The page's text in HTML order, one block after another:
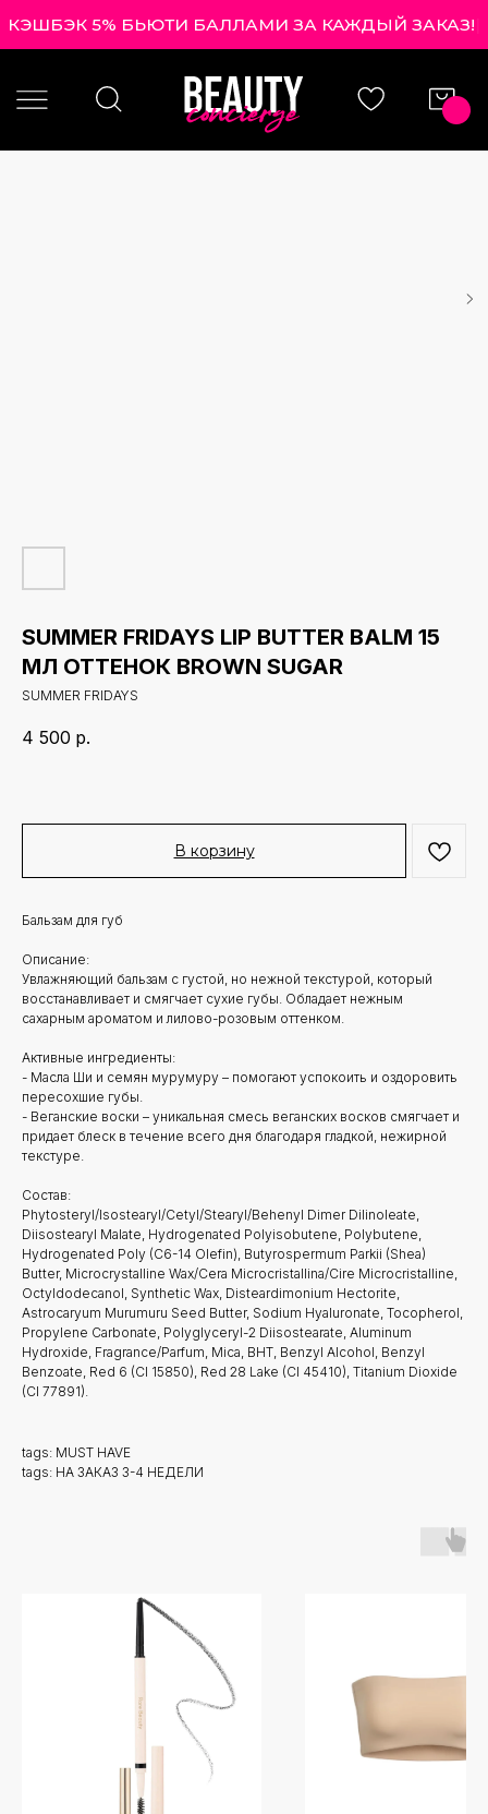
КЭШБЭК 5% БЬЮТИ БАЛЛАМИ ЗА КАЖДЫЙ ЗАКАЗ!|
SUMMER FRIDAYS LIP BUTTER BALM 15
МЛ ОТТЕНОК BROWN SUGAR
SUMMER FRIDAYS
4 500 р.
В корзину
Бальзам для губ
Описание:
Увлажняющий бальзам с густой, но нежной текстурой, который
восстанавливает и смягчает сухие губы. Обладает нежным
сахарным ароматом и лилово-розовым оттенком.
Активные ингредиенты:
- Масла Ши и семян мурумуру – помогают успокоить и оздоровить
пересохшие губы.
- Веганские воски – уникальная смесь веганских восков смягчает и
придает блеск в течение всего дня благодаря гладкой, нежирной
текстуре.
Состав:
Phytosteryl/Isostearyl/Cetyl/Stearyl/Behenyl Dimer Dilinoleate,
Diisostearyl Malate, Hydrogenated Polyisobutene, Polybutene,
Hydrogenated Poly (C6-14 Olefin), Butyrospermum Parkii (Shea)
Butter, Microcrystalline Wax/Cera Microcristallina/Cire Microcristalline,
Octyldodecanol, Synthetic Wax, Disteardimonium Hectorite,
Astrocaryum Murumuru Seed Butter, Sodium Hyaluronate, Tocopherol,
Propylene Carbonate, Polyglyceryl-2 Diisostearate, Aluminum
Hydroxide, Fragrance/Parfum, Mica, BHT, Benzyl Alcohol, Benzyl
Benzoate, Red 6 (CI 15850), Red 28 Lake (CI 45410), Titanium Dioxide
(CI 77891).
tags: MUST HAVE
tags: НА ЗАКАЗ 3-4 НЕДЕЛИ